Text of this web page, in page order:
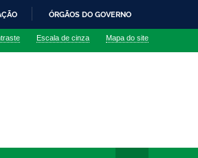
ÓRGÃOS DO GOVERNO
Escala de cinza Mapa do site